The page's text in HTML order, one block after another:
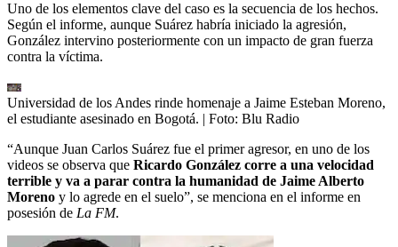
Uno de los elementos clave del caso es la secuencia de los hechos.
Según el informe, aunque Suárez habría iniciado la agresión,
González intervino posteriormente con un impacto de gran fuerza
contra la víctima.
Universidad de los Andes rinde homenaje a Jaime Esteban Moreno,
el estudiante asesinado en Bogotá. | Foto: Blu Radio
“Aunque Juan Carlos Suárez fue el primer agresor, en uno de los
videos se observa que Ricardo González corre a una velocidad
terrible y va a parar contra la humanidad de Jaime Alberto
Moreno y lo agrede en el suelo”, se menciona en el informe en
posesión de La FM.